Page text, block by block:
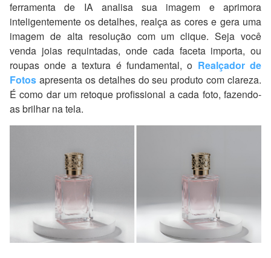
ferramenta de IA analisa sua imagem e aprimora
inteligentemente os detalhes, realça as cores e gera uma
imagem de alta resolução com um clique. Seja você
venda joias requintadas, onde cada faceta importa, ou
roupas onde a textura é fundamental, o Realçador de
Fotos apresenta os detalhes do seu produto com clareza.
É como dar um retoque profissional a cada foto, fazendo-
as brilhar na tela.